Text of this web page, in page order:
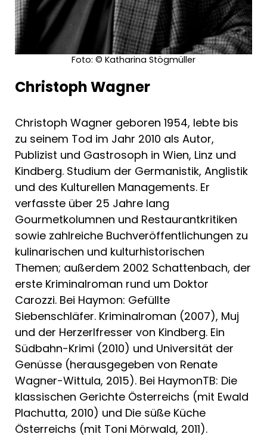
Foto: © Katharina Stögmüller
Christoph Wagner
Christoph Wagner geboren 1954, lebte bis
zu seinem Tod im Jahr 2010 als Autor,
Publizist und Gastrosoph in Wien, Linz und
Kindberg. Studium der Germanistik, Anglistik
und des Kulturellen Managements. Er
verfasste über 25 Jahre lang
Gourmetkolumnen und Restaurantkritiken
sowie zahlreiche Buchveröffentlichungen zu
kulinarischen und kulturhistorischen
Themen; außerdem 2002 Schattenbach, der
erste Kriminalroman rund um Doktor
Carozzi. Bei Haymon: Gefüllte
Siebenschläfer. Kriminalroman (2007), Muj
und der Herzerlfresser von Kindberg. Ein
Südbahn-Krimi (2010) und Universität der
Genüsse (herausgegeben von Renate
Wagner-Wittula, 2015). Bei HaymonTB: Die
klassischen Gerichte Österreichs (mit Ewald
Plachutta, 2010) und Die süße Küche
Österreichs (mit Toni Mörwald, 2011).